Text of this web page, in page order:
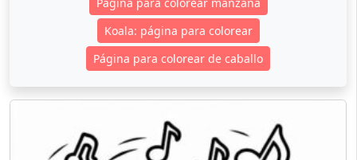
Koala: página para colorear
Página para colorear de caballo